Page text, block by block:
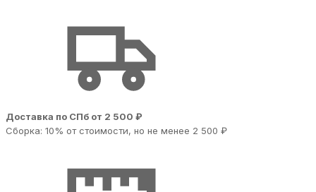
Доставка по СПб от 2 500 ₽
Сборка: 10% от стоимости, но не менее 2 500 ₽